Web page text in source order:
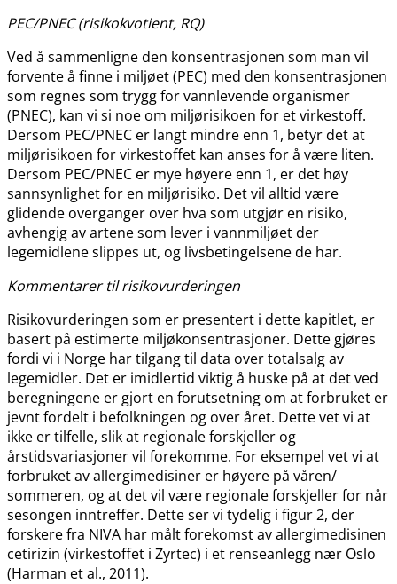
PEC​/​PNEC (risikokvotient, RQ)
Ved å sammenligne den konsentrasjonen som man vil
forvente å finne i miljøet (PEC) med den konsentrasjonen
som regnes som trygg for vannlevende organismer
(PNEC), kan vi si noe om miljørisikoen for et virkestoff.
Dersom PEC​​/​​PNEC er langt mindre enn 1, betyr det at
miljørisikoen for virkestoffet kan anses for å være liten.
Dersom PEC​​/​​PNEC er mye høyere enn 1, er det høy
sannsynlighet for en miljørisiko. Det vil alltid være
glidende overganger over hva som utgjør en risiko,
avhengig av artene som lever i vannmiljøet der
legemidlene slippes ut, og livsbetingelsene de har.
Kommentarer til risikovurderingen
Risikovurderingen som er presentert i dette kapitlet, er
basert på estimerte miljøkonsentrasjoner. Dette gjøres
fordi vi i Norge har tilgang til data over totalsalg av
legemidler. Det er imidlertid viktig å huske på at det ved
beregningene er gjort en forutsetning om at forbruket er
jevnt fordelt i befolkningen og over året. Dette vet vi at
ikke er tilfelle, slik at regionale forskjeller og
årstidsvariasjoner vil forekomme. For eksempel vet vi at
forbruket av allergimedisiner er høyere på våren​​/​​
sommeren, og at det vil være regionale forskjeller for når
sesongen inntreffer. Dette ser vi tydelig i figur 2, der
forskere fra NIVA har målt forekomst av allergimedisinen
cetirizin (virkestoffet i Zyrtec) i et renseanlegg nær Oslo
(Harman et al., 2011).